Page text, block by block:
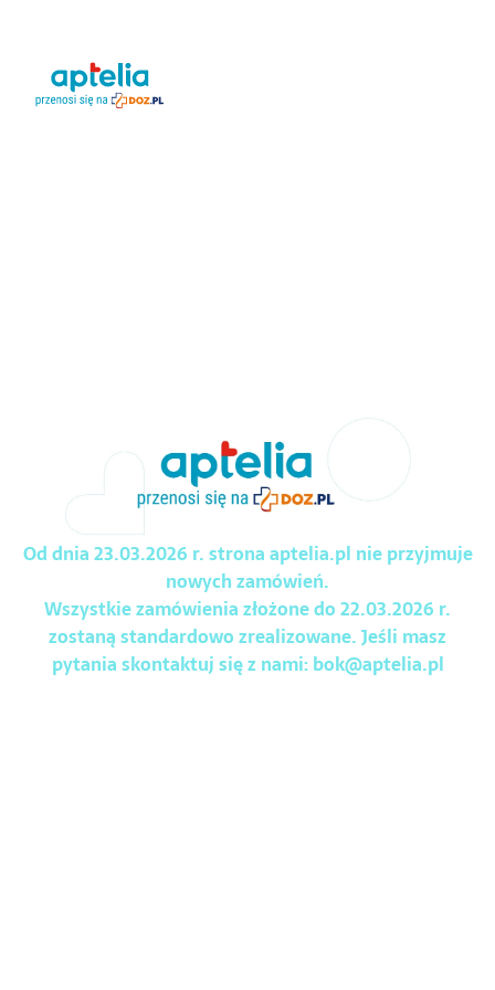
Od dnia 23.03.2026 r. strona aptelia.pl nie przyjmuje
nowych zamówień.
Wszystkie zamówienia złożone do 22.03.2026 r.
zostaną standardowo zrealizowane. Jeśli masz
pytania skontaktuj się z nami:bok@aptelia.pl